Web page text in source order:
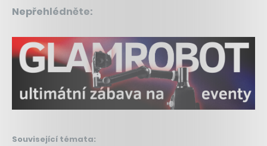
Nepřehlédněte:
Související témata: